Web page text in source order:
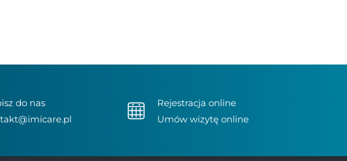
do nas
Rejestracja online
Umów wizytę online